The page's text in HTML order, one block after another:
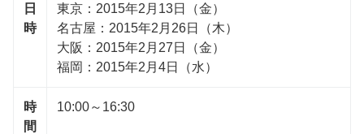
日
時
東京：2015年2月13日（金）
名古屋：2015年2月26日（木）
大阪：2015年2月27日（金）
福岡：2015年2月4日（水）
時
間
10:00～16:30